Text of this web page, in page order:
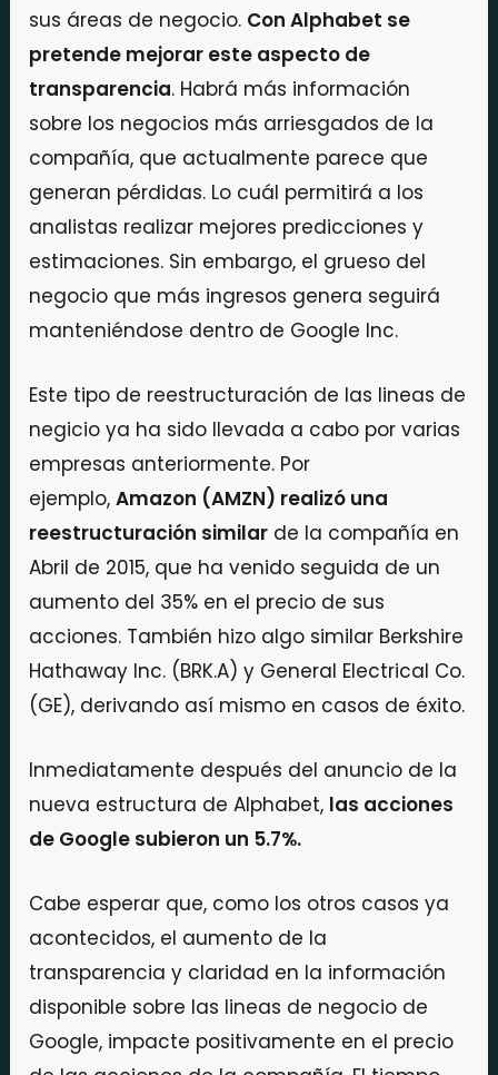
sus áreas de negocio. Con Alphabet se
pretende mejorar este aspecto de
transparencia. Habrá más información
sobre los negocios más arriesgados de la
compañía, que actualmente parece que
generan pérdidas. Lo cuál permitirá a los
analistas realizar mejores predicciones y
estimaciones. Sin embargo, el grueso del
negocio que más ingresos genera seguirá
manteniéndose dentro de Google Inc.
Este tipo de reestructuración de las lineas de
negicio ya ha sido llevada a cabo por varias
empresas anteriormente. Por
ejemplo,Amazon (AMZN) realizó una
reestructuración similar de la compañía en
Abril de 2015, que ha venido seguida de un
aumento del 35% en el precio de sus
acciones. También hizo algo similar Berkshire
Hathaway Inc. (BRK.A) y General Electrical Co.
(GE), derivando así mismo en casos de éxito.
Inmediatamente después del anuncio de la
nueva estructura de Alphabet, las acciones
de Google subieron un 5.7%.
Cabe esperar que, como los otros casos ya
acontecidos, el aumento de la
transparencia y claridad en la información
disponible sobre las lineas de negocio de
Google, impacte positivamente en el precio